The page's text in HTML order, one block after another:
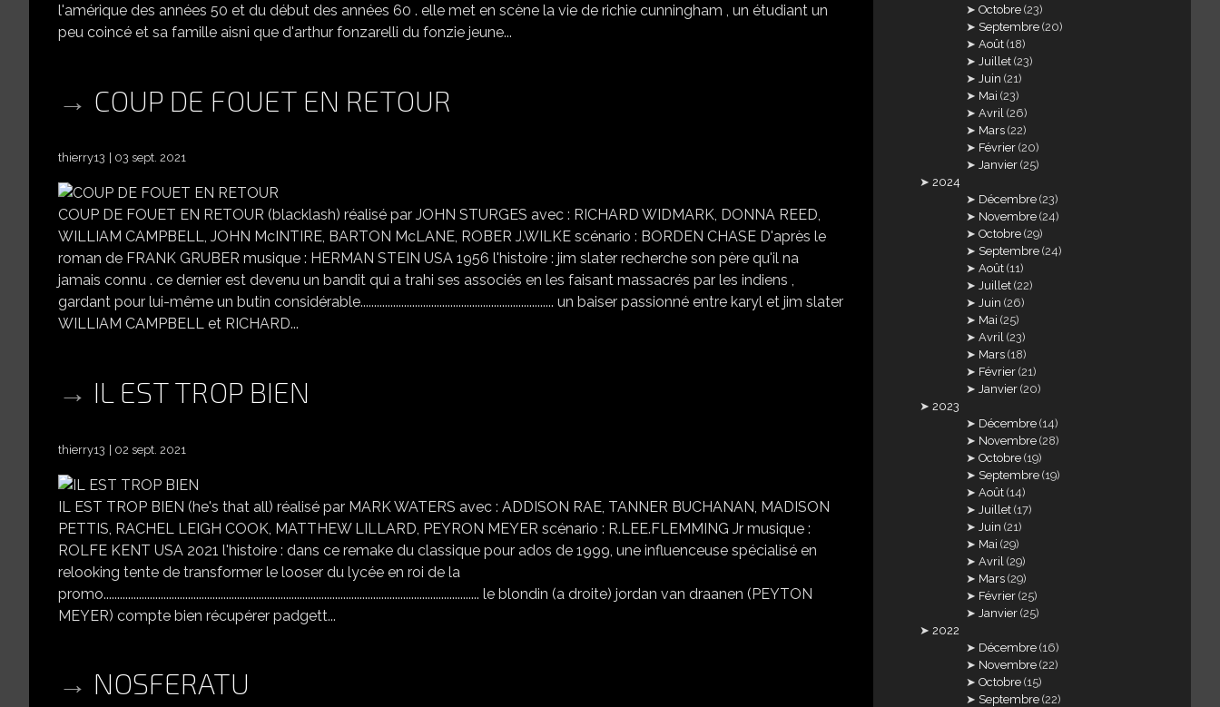
l'amérique des années 50 et du début des années 60 . elle met en scène la vie de richie cunningham , un étudiant un
peu coincé et sa famille aisni que d'arthur fonzarelli du fonzie jeune...
COUP DE FOUET EN RETOUR
thierry13 03 sept. 2021
COUP DE FOUET EN RETOUR (blacklash) réalisé par JOHN STURGES avec : RICHARD WIDMARK, DONNA REED,
WILLIAM CAMPBELL, JOHN McINTIRE, BARTON McLANE, ROBER J.WILKE scénario : BORDEN CHASE D'après le
roman de FRANK GRUBER musique : HERMAN STEIN USA 1956 l'histoire : jim slater recherche son père qu'il na
jamais connu . ce dernier est devenu un bandit qui a trahi ses associés en les faisant massacrés par les indiens ,
gardant pour lui-même un butin considérable....................................................................... un baiser passionné entre karyl et jim slater
WILLIAM CAMPBELL et RICHARD...
IL EST TROP BIEN
thierry13 02 sept. 2021
IL EST TROP BIEN (he's that all) réalisé par MARK WATERS avec : ADDISON RAE, TANNER BUCHANAN, MADISON
PETTIS, RACHEL LEIGH COOK, MATTHEW LILLARD, PEYRON MEYER scénario : R.LEE.FLEMMING Jr musique :
ROLFE KENT USA 2021 l'histoire : dans ce remake du classique pour ados de 1999, une influenceuse spécialisé en
relooking tente de transformer le looser du lycée en roi de la
promo.......................................................................................................................................... le blondin (a droite) jordan van draanen (PEYTON
MEYER) compte bien récupérer padgett...
NOSFERATU
Octobre (23)
Septembre (20)
Août (18)
Juillet (23)
Juin (21)
Mai (23)
Avril (26)
Mars (22)
Février (20)
Janvier (25)
2024
Décembre (23)
Novembre (24)
Octobre (29)
Septembre (24)
Août (11)
Juillet (22)
Juin (26)
Mai (25)
Avril (23)
Mars (18)
Février (21)
Janvier (20)
2023
Décembre (14)
Novembre (28)
Octobre (19)
Septembre (19)
Août (14)
Juillet (17)
Juin (21)
Mai (29)
Avril (29)
Mars (29)
Février (25)
Janvier (25)
2022
Décembre (16)
Novembre (22)
Octobre (15)
Septembre (22)